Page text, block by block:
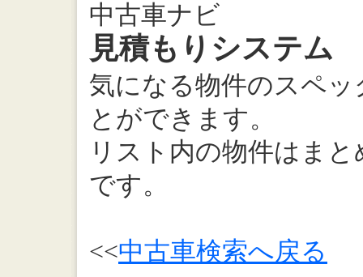
中古車ナビ
見積もりシステム
気になる物件のスペ
とができます。
リスト内の物件はま
です。
<<中古車検索へ戻る